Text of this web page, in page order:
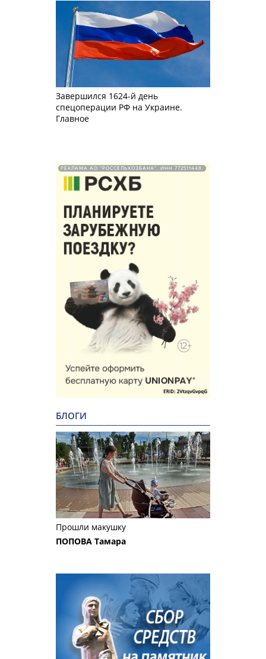
Завершился 1624-й день
спецоперации РФ на Украине.
Главное
РЕКЛАМА АО "РОССЕЛЬХОЗБАНК". ИНН 772511448.
БЛОГИ
Прошли макушку
ПОПОВА Тамара